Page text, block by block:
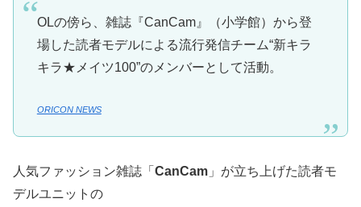
OLの傍ら、雑誌『CanCam』（小学館）から登
場した読者モデルによる流行発信チーム“新キラ
キラ★メイツ100”のメンバーとして活動。
ORICON NEWS
人気ファッション雑誌「 CanCam 」が立ち上げた読者モ
デルユニットの